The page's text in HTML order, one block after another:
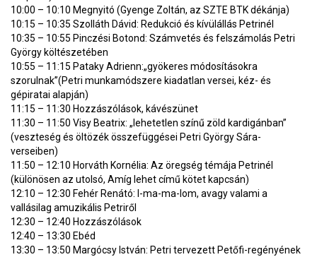
10:00 – 10:10 Megnyitó (Gyenge Zoltán, az SZTE BTK dékánja)
10:15 – 10:35 Szolláth Dávid: Redukció és kívülállás Petrinél
10:35 – 10:55 Pinczési Botond: Számvetés és felszámolás Petri
György költészetében
10:55 – 11:15 Pataky Adrienn:„gyökeres módosításokra
szorulnak”(Petri munkamódszere kiadatlan versei, kéz- és
gépiratai alapján)
11:15 – 11:30 Hozzászólások, kávészünet
11:30 – 11:50 Visy Beatrix: „lehetetlen színű zöld kardigánban”
(veszteség és öltözék összefüggései Petri György Sára-
verseiben)
11:50 – 12:10 Horváth Kornélia: Az öregség témája Petrinél
(különösen az utolsó, Amíg lehet című kötet kapcsán)
12:10 – 12:30 Fehér Renátó: I-ma-ma-lom, avagy valami a
vallásilag amuzikális Petriről
12:30 – 12:40 Hozzászólások
12:40 – 13:30 Ebéd
13:30 – 13:50 Margócsy István: Petri tervezett Petőfi-regényének